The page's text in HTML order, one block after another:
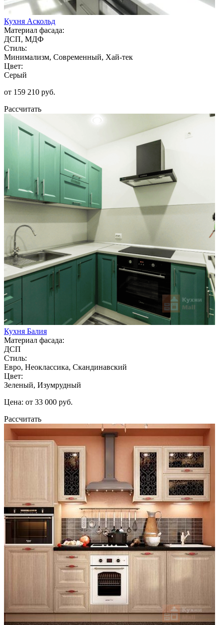
Кухня Аскольд
Материал фасада:
ДСП, МДФ
Стиль:
Минимализм, Современный, Хай-тек
Цвет:
Серый
от 159 210 руб.
Рассчитать
Кухня Балия
Материал фасада:
ДСП
Стиль:
Евро, Неоклассика, Скандинавский
Цвет:
Зеленый, Изумрудный
Цена: от 33 000 руб.
Рассчитать